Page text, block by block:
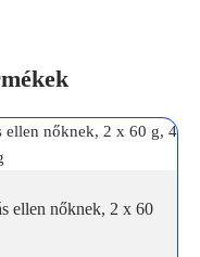
ellen nőknek, 2 x 60